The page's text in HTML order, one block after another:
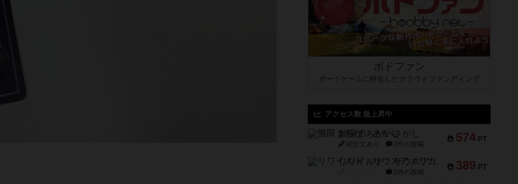
ボドファン
ボードゲームに特化したクラウドファンディング
アクセス数 急上昇中
574 PT
無限まちがいさがし
紹介文あり 2件の投稿
389 PT
リワイルド：サウスアメリカ
2件の投稿